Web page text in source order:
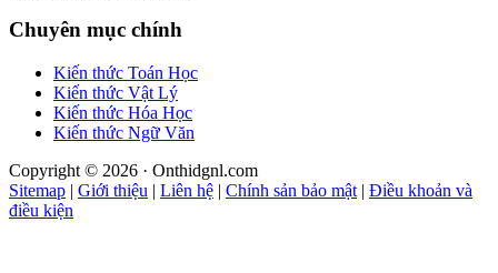
Chuyên mục chính
Kiến thức Toán Học
Kiến thức Vật Lý
Kiến thức Hóa Học
Kiến thức Ngữ Văn
Copyright © 2026 · Onthidgnl.com
Sitemap | Giới thiệu | Liên hệ | Chính sản bảo mật | Điều khoản và
điều kiện